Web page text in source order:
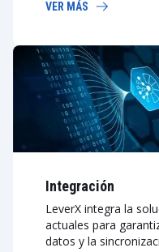
VER MÁS
Integración
LeverX integra la
actuales para
datos y la